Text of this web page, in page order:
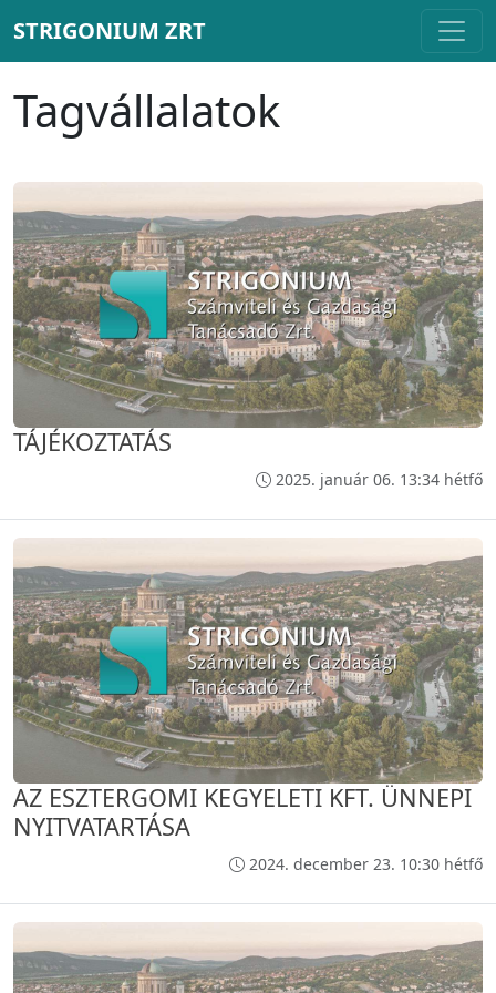
STRIGONIUM ZRT
Tagvállalatok
TÁJÉKOZTATÁS
2025. január 06. 13:34 hétfő
AZ ESZTERGOMI KEGYELETI KFT. ÜNNEPI
NYITVATARTÁSA
2024. december 23. 10:30 hétfő